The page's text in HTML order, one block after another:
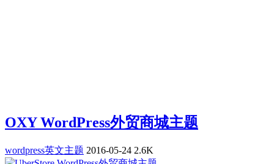
OXY WordPress外贸商城主题
wordpress英文主题 2016-05-24 2.6K